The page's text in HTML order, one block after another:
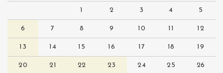
1 2 3 4 5
6 7 8 9 10 11 12
13 14 15 16 17 18 19
20 21 22 23 24 25 26